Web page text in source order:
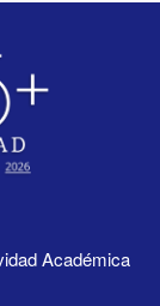
Académica